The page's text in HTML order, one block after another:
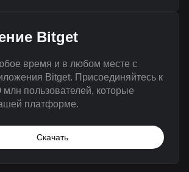
Bitget
время и в любом месте с
Bitget. Присоединяйтесь к
пользователей, которые
платформе.
Скачать